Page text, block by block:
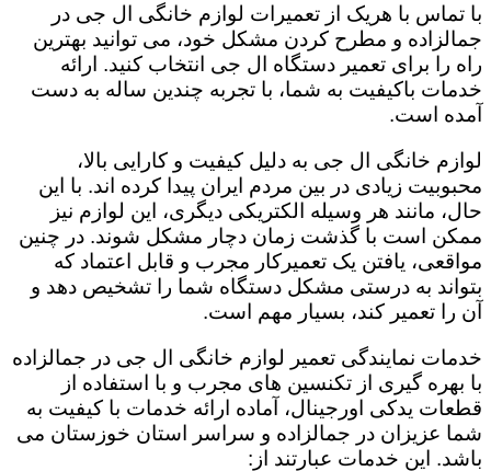
با تماس با هریک از تعمیرات لوازم خانگی ال جی در
جمالزاده و مطرح کردن مشکل خود، می توانید بهترین
راه را برای تعمیر دستگاه ال جی انتخاب کنید. ارائه
خدمات باکیفیت به شما، با تجربه چندین ساله به دست
آمده است.
لوازم خانگی ال جی به دلیل کیفیت و کارایی بالا،
محبوبیت زیادی در بین مردم ایران پیدا کرده اند. با این
حال، مانند هر وسیله الکتریکی دیگری، این لوازم نیز
ممکن است با گذشت زمان دچار مشکل شوند. در چنین
مواقعی، یافتن یک تعمیرکار مجرب و قابل اعتماد که
بتواند به درستی مشکل دستگاه شما را تشخیص دهد و
آن را تعمیر کند، بسیار مهم است.
خدمات نمایندگی تعمیر لوازم خانگی ال جی در جمالزاده
با بهره گیری از تکنسین های مجرب و با استفاده از
قطعات یدکی اورجینال، آماده ارائه خدمات با کیفیت به
شما عزیزان در جمالزاده و سراسر استان خوزستان می
باشد. این خدمات عبارتند از: